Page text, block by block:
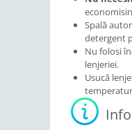
Spală
detergent
Nu folosi
lenjeriei.
Usucă